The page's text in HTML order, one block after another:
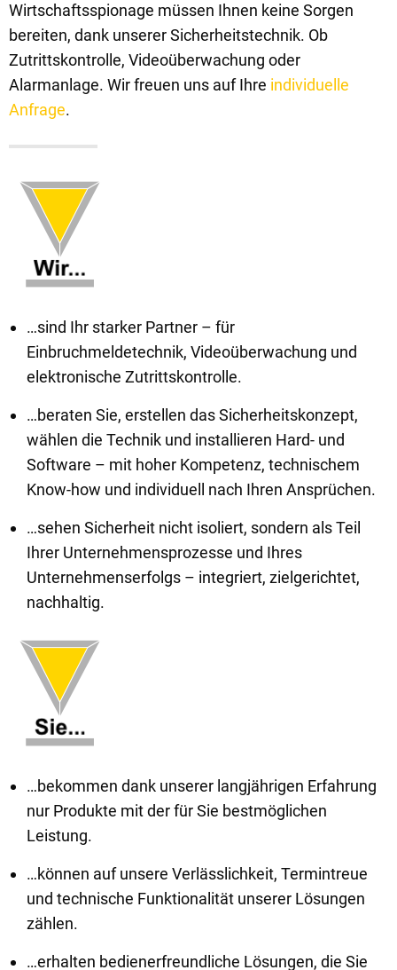
Wirtschaftsspionage müssen Ihnen keine Sorgen
bereiten, dank unserer Sicherheitstechnik. Ob
Zutrittskontrolle, Videoüberwachung oder
Alarmanlage. Wir freuen uns auf Ihre individuelle
Anfrage.
…sind Ihr starker Partner – für
Einbruchmeldetechnik, Videoüberwachung und
elektronische Zutrittskontrolle.
…beraten Sie, erstellen das Sicherheitskonzept,
wählen die Technik und installieren Hard- und
Software – mit hoher Kompetenz, technischem
Know-how und individuell nach Ihren Ansprüchen.
…sehen Sicherheit nicht isoliert, sondern als Teil
Ihrer Unternehmensprozesse und Ihres
Unternehmenserfolgs – integriert, zielgerichtet,
nachhaltig.
…bekommen dank unserer langjährigen Erfahrung
nur Produkte mit der für Sie bestmöglichen
Leistung.
…können auf unsere Verlässlichkeit, Termintreue
und technische Funktionalität unserer Lösungen
zählen.
…erhalten bedienerfreundliche Lösungen, die Sie